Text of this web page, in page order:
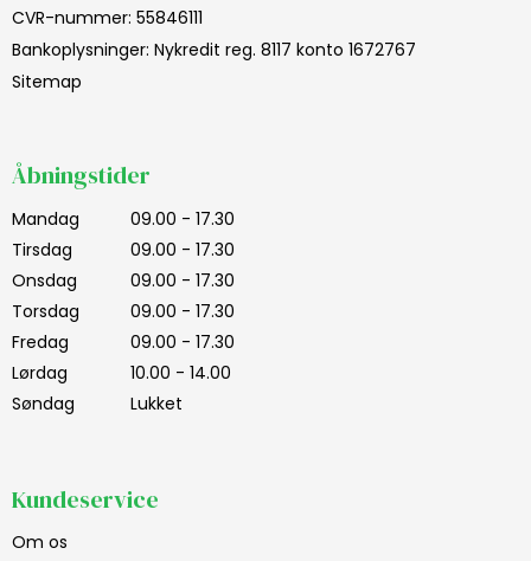
CVR-nummer: 55846111
Bankoplysninger: Nykredit reg. 8117 konto 1672767
Sitemap
Åbningstider
Mandag
09.00 - 17.30
Tirsdag
09.00 - 17.30
Onsdag
09.00 - 17.30
Torsdag
09.00 - 17.30
Fredag
09.00 - 17.30
Lørdag
10.00 - 14.00
Søndag
Lukket
Kundeservice
Om os